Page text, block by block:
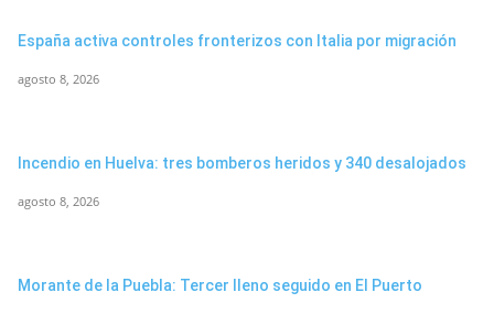
España activa controles fronterizos con Italia por migración
agosto 8, 2026
Incendio en Huelva: tres bomberos heridos y 340 desalojados
agosto 8, 2026
Morante de la Puebla: Tercer lleno seguido en El Puerto